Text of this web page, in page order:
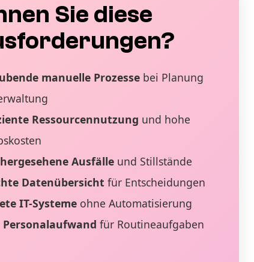
Sie diese
manuelle Prozessebei Planung
Ressourcennutzung und hohe
Ausfälleund Stillstände
Datenübersicht für Entscheidungen
IT-Systemeohne Automatisierung
Personalaufwand für Routineaufgaben